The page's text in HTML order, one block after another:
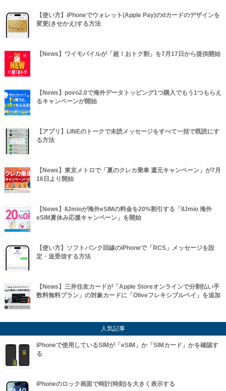
【使い方】iPhoneでウォレット(Apple Pay)のdカードのデザインを
変更(きせかえ)する方法
【News】ワイモバイルが「超！おトク割」を7月17日から提供開始
【News】povo2.0で海外データトッピング1つ購入でもう1つもらえ
るキャンペーンが開始
【アプリ】LINEのトークで未読メッセージをすべて一括で既読にす
る方法
【News】東京メトロで「夏のクレカ乗車 還元キャンペーン」が7月
16日より開始
【News】IIJmioが海外eSIMの料金を20%割引する「IIJmio 海外
eSIM夏休み応援キャンペーン」を開始
【使い方】ソフトバンク回線のiPhoneで「RCS」メッセージを設
定・送受信する方法
【News】三井住友カードが「Apple Storeオンラインで分割払い手
数料無料プラン」の対象カードに「Oliveフレキシブルペイ」を追加
人気記事
iPhoneで使用しているSIMが「eSIM」か「SIMカード」かを確認す
る
iPhoneのロック画面で時計(時刻)を大きく表示する